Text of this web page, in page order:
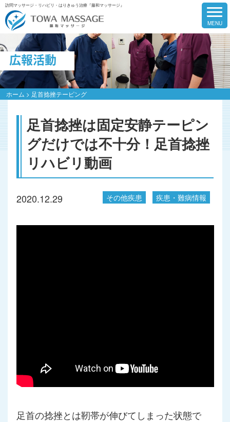
訪問マッサージ・リハビリ・はりきゅう治療『藤和マッサージ』
広報活動
ホーム > 足首捻挫テーピング
足首捻挫は固定安静テーピン
グだけでは不十分！足首捻挫
リハビリ動画
2020.12.29 その他疾患 疾患・難病情報
足首の捻挫とは靭帯が伸びてしまった状態で